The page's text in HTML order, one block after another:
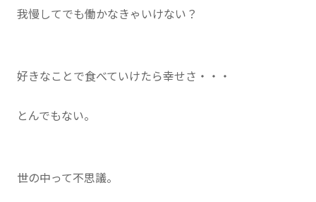
我慢してでも働かなきゃいけない？
好きなことで食べていけたら幸せさ・・・
とんでもない。
世の中って不思議。